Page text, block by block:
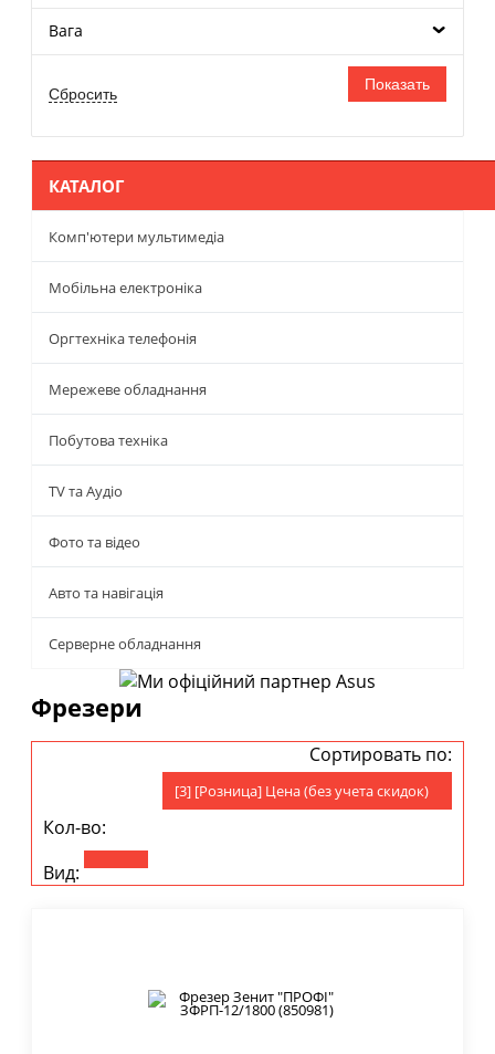
Вага
КАТАЛОГ
Комп'ютери мультимедіа
Мобільна електроніка
Оргтехніка телефонія
Мережеве обладнання
Побутова техніка
TV та Аудіо
Фото та відео
Авто та навігація
Серверне обладнання
Фрезери
Сортировать по:
[3] [Розница] Цена (без учета скидок)
Кол-во:
Вид: